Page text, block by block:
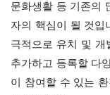
문화생활 등 기존의
자의 핵심이 될 것입
극적으로 유치 및 개
추가하고 등록할 다
이 참여할 수 있는